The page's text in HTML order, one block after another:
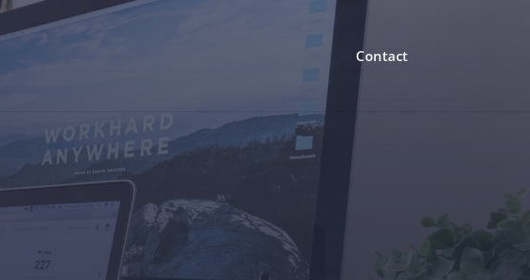
Contact